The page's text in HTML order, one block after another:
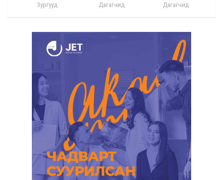
Зургууд
Дагагчид
Дагагчид